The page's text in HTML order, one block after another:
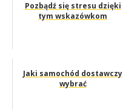
Pozbądź się stresu dzięki
tym wskazówkom
Jaki samochód dostawczy
wybrać